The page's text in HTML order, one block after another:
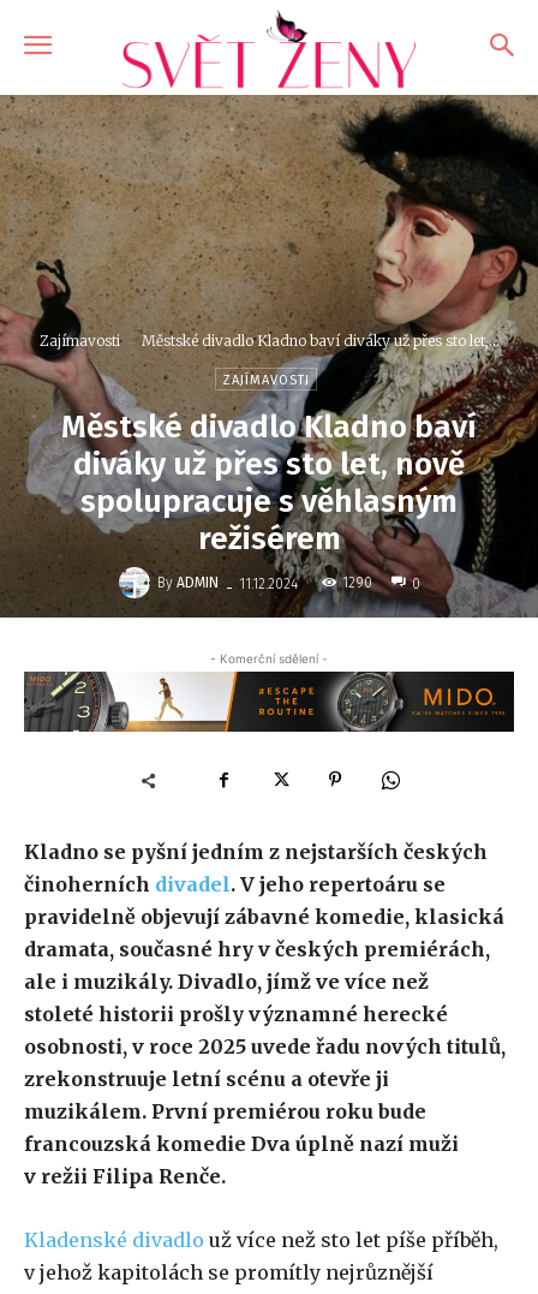
Zajímavosti Městské divadlo Kladno baví diváky už přes sto let,...
ZAJÍMAVOSTI
Městské divadlo Kladno baví
diváky už přes sto let, nově
spolupracuje s věhlasným
režisérem
By ADMIN - 11.12.2024 1290 0
- Komerční sdělení -
Kladno se pyšní jedním z nejstarších českých
činoherních divadel. V jeho repertoáru se
pravidelně objevují zábavné komedie, klasická
dramata, současné hry v českých premiérách,
ale i muzikály. Divadlo, jímž ve více než
stoleté historii prošly významné herecké
osobnosti, v roce 2025 uvede řadu nových titulů,
zrekonstruuje letní scénu a otevře ji
muzikálem. První premiérou roku bude
francouzská komedie Dva úplně nazí muži
v režii Filipa Renče.
Kladenské divadlo už více než sto let píše příběh,
v jehož kapitolách se promítly nejrůznější